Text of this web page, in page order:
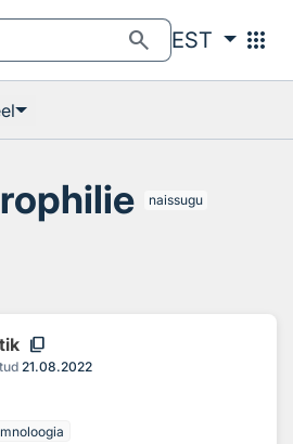
search EST apps
naissugu
content_copy
21.08.2022